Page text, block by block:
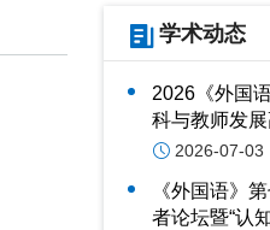
学术动态
2026《外国
科与教师发
举行2026-07-03
《外国语》
者论坛暨“认